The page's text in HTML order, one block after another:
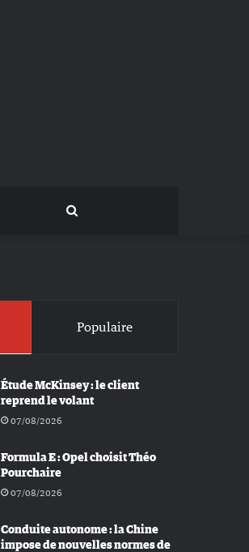
Rechercher
Populaire
Étude McKinsey : le client
reprend le volant
07/08/2026
Formula E : Opel choisit Théo
Pourchaire
07/08/2026
Conduite autonome : la Chine
impose de nouvelles normes de